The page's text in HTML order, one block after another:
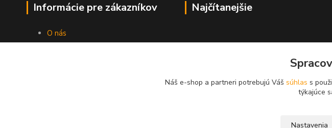
Informácie pre zákazníkov
O nás
Ako nakupovať
Najčítanejšie
Náš e-shop a partneri potrebujú Váš súhlas s
týkajúce
Nastavenia